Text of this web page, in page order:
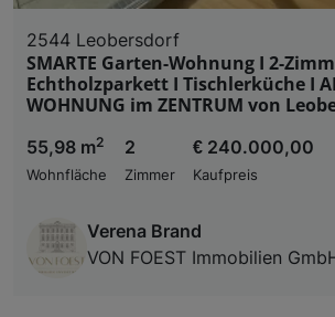
2544 Leobersdorf
SMARTE Garten-Wohnung I 2-
Echtholzparkett I Tischlerküche I
WOHNUNG im ZENTRUM von
55,98 m2
Wohnfläche
2
Zimmer
€ 240.000,00
Kaufpreis
Verena Brand
VON FOEST Immobilien